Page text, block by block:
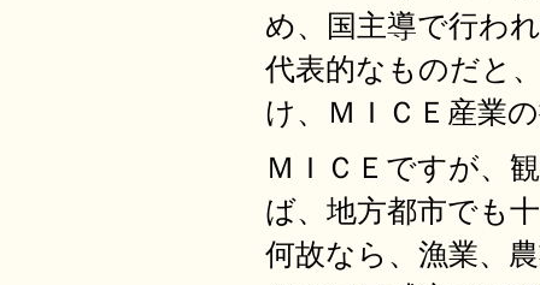
め、国主導で行わ
代表的なものだと
け、ＭＩＣＥ産業
ＭＩＣＥですが、
ば、地方都市でも
何故なら、漁業、